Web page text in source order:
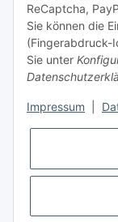
ReCaptcha,
Sie können die
(Fingerabdruck-
Sie unter
Impressum